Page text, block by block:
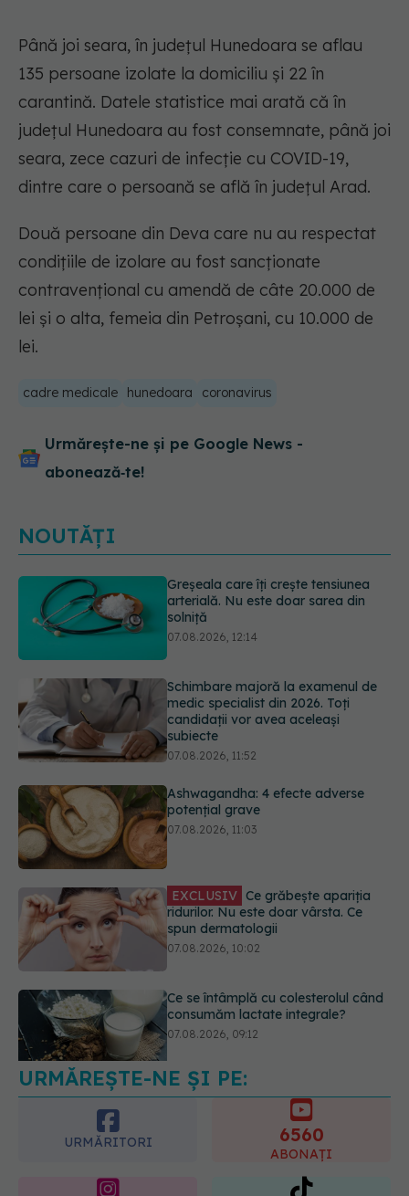
Până joi seara, în judeţul Hunedoara se aflau
135 persoane izolate la domiciliu şi 22 în
carantină. Datele statistice mai arată că în
judeţul Hunedoara au fost consemnate, până joi
seara, zece cazuri de infecţie cu COVID-19,
dintre care o persoană se află în judeţul Arad.
Două persoane din Deva care nu au respectat
condiţiile de izolare au fost sancţionate
contravenţional cu amendă de câte 20.000 de
lei şi o alta, femeia din Petroşani, cu 10.000 de
lei.
cadre medicale hunedoara coronavirus
Urmărește-ne și pe Google News -
abonează‑te!
NOUTĂȚI
Schimbare majoră la examenul de
medic specialist din 2026. Toți
candidații vor avea aceleași
Ashwagandha: 4 efecte adverse
potențial grave
07.08.2026, 11:03
EXCLUSIV Ce grăbește apariția
ridurilor. Nu este doar vârsta. Ce
Ce se întâmplă cu colesterolul când
consumăm lactate integrale?
07.08.2026, 09:12
Greșeala care îți crește tensiunea
arterială. Nu este doar sarea din
URMĂREȘTE-NE ȘI PE:
URMĂRITORI
365 1401
URMĂRITORI
ARTICOLE SIMILARE